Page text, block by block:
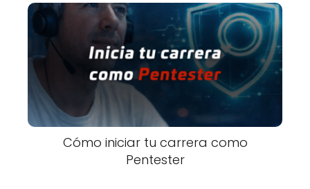
Cómo iniciar tu carrera como
Pentester